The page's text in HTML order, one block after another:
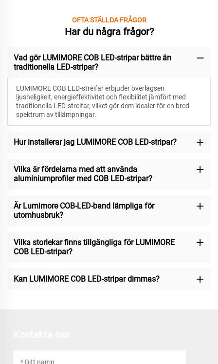
OFTA STÄLLDA FRÅGOR
Har du några frågor?
Vad gör LUMIMORE COB LED-stripar bättre än
traditionella LED-stripar?
LUMIMORE COB LED-streifar erbjuder överlägsen
ljusheligkeit, energieffektivitet och flexibilitet jämfört med
traditionella LED-streifar, vilket gör dem idealer för en bred
spektrum av tillämpningar.
Hur installerar jag LUMIMORE COB LED-stripar?
Vilka är fördelarna med att använda
aluminiumprofiler med COB LED-stripar?
Är Lumimore COB-LED-band lämpliga för
utomhusbruk?
Vilka storlekar finns tillgängliga för LUMIMORE
COB LED-stripar?
Kan LUMIMORE COB LED-stripar dimmas?